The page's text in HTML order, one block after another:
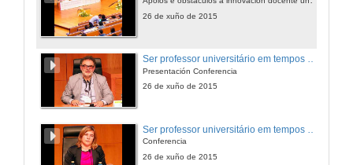
26 de xuño de 2015
Ser professor universitário em tempos adversos
Presentación Conferencia
26 de xuño de 2015
Conferencia
26 de xuño de 2015